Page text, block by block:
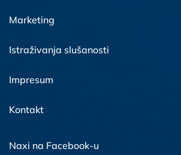
Marketing
Istraživanja slušanosti
Impresum
Kontakt
Naxi na Facebook-u